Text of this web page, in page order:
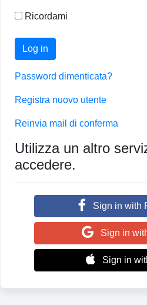
Ricordami
Log in
Password dimenticata?
Registra nuovo utente
Reinvia mail di conferma
Utilizza un altro
accedere.
Sign in with
Sign in
Sign in